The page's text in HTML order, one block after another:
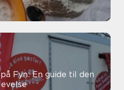
Fyn: En guide til den